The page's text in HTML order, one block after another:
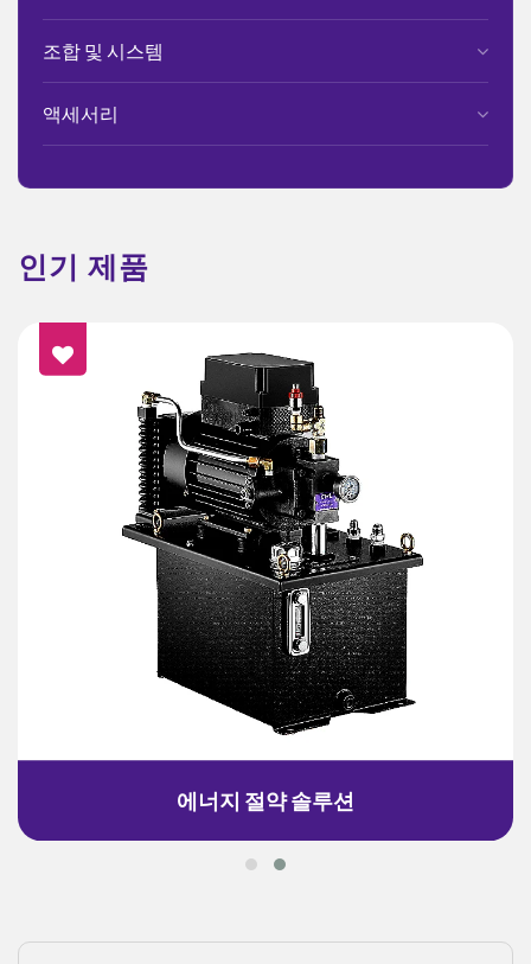
조합 및 시스템
액세서리
인기 제품
에너지 절약 솔루션